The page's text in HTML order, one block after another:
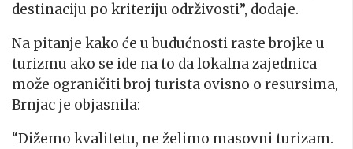
destinaciju po kriteriju održivosti”, dodaje.
Na pitanje kako će u budućnosti raste brojke u
turizmu ako se ide na to da lokalna zajednica
može ograničiti broj turista ovisno o resursima,
Brnjac je objasnila:
“Dižemo kvalitetu, ne želimo masovni turizam.